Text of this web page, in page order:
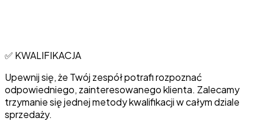
✅ KWALIFIKACJA
Upewnij się, że Twój zespół potrafi rozpoznać
odpowiedniego, zainteresowanego klienta. Zalecamy
trzymanie się jednej metody kwalifikacji w całym dziale
sprzedaży.